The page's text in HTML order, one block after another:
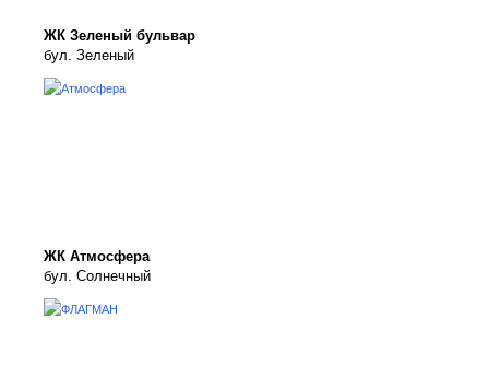
ЖК Зеленый бульвар
бул. Зеленый
ЖК Атмосфера
бул. Солнечный